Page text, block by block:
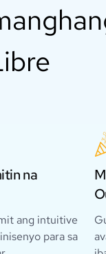
na
ang intuitive
para sa